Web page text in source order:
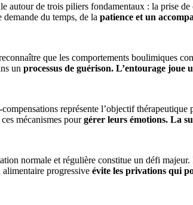
autour de trois piliers fondamentaux : la prise
demande du temps, de lapatience et un
que les comportements boulimiques
unprocessus de guérison. L’entourage joue
représente l’objectif
mécanismes pourgérer leurs émotions. La
normale et régulière constitue un défi
alimentaire progressiveévite les privations qui